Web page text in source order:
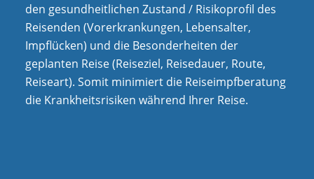
den gesundheitlichen Zustand / Risikoprofil des
Reisenden (Vorerkrankungen, Lebensalter,
Impflücken) und die Besonderheiten der
geplanten Reise (Reiseziel, Reisedauer, Route,
Reiseart). Somit minimiert die Reiseimpfberatung
die Krankheitsrisiken während Ihrer Reise.